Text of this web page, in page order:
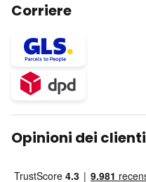
Corriere
Opinioni dei clienti